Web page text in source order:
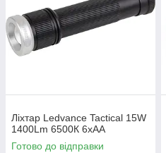
Ліхтар Ledvance Tactical 15W
1400Lm 6500К 6xAA
Готово до відправки